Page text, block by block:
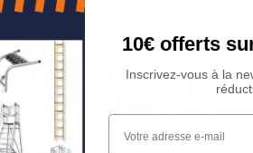
E
N
S
T
O
C
K 10€ offerts
Inscrivez-vous à la
Votre adresse e-mail